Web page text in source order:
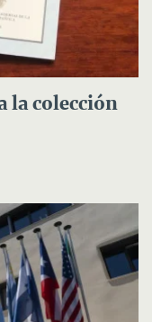
la colección